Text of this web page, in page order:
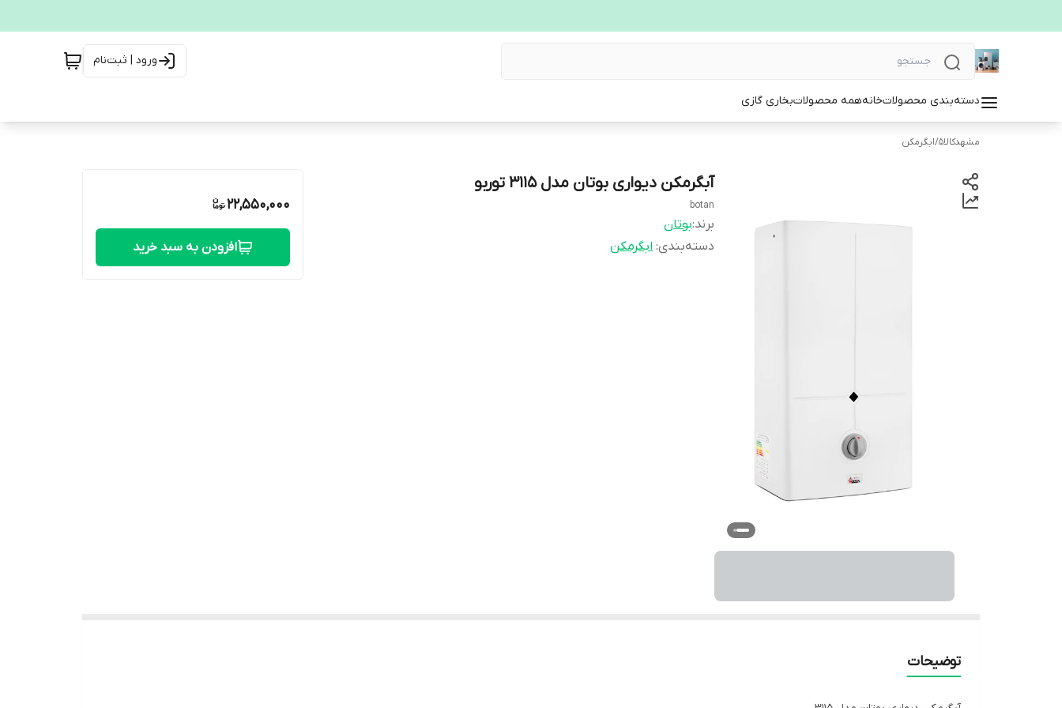
ورود | ثبت‌نام
دسته‌بندی محصولاتخانههمه محصولاتبخاری گازی
مشهدکالا5 /ابگرمکن
آبگرمکن دیواری بوتان مدل ۳۱۱۵ توربو
botan
برند:بوتان
دسته‌بندی: ابگرمکن
22,550,000
افزودن به سبد خرید
توضیحات